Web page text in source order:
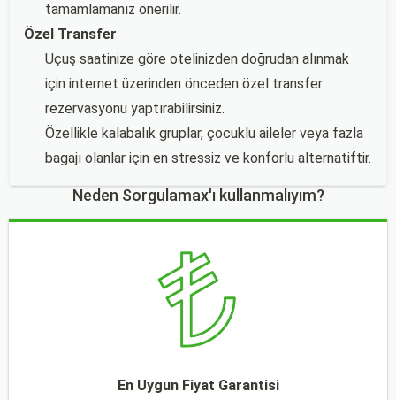
tamamlamanız önerilir.
Özel Transfer
Uçuş saatinize göre otelinizden doğrudan alınmak
için internet üzerinden önceden özel transfer
rezervasyonu yaptırabilirsiniz.
Özellikle kalabalık gruplar, çocuklu aileler veya fazla
bagajı olanlar için en stressiz ve konforlu alternatiftir.
Neden Sorgulamax'ı kullanmalıyım?
En Uygun Fiyat Garantisi